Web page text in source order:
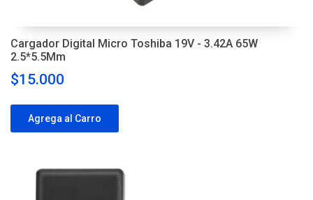
Cargador Digital Micro Toshiba 19V - 3.42A 65W
2.5*5.5Mm
$15.000
Agrega al Carro